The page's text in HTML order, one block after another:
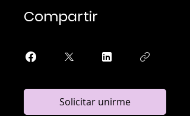
Compartir
Solicitar unirme